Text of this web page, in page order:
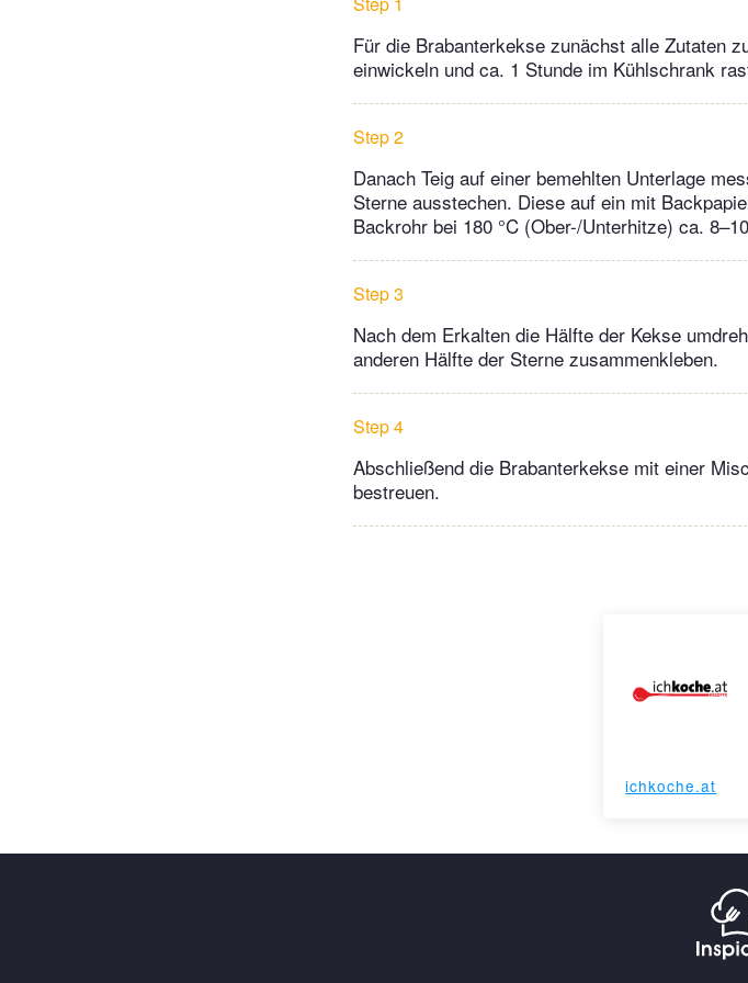
Für die Brabanterkekse zunächst alle Zutaten
einwickeln und ca. 1 Stunde im Kühlschrank
Step 2
Danach Teig auf einer bemehlten Unterlage
Sterne ausstechen. Diese auf ein mit
Backrohr bei 180 °C (Ober-/Unterhitze) ca.
Step 3
Nach dem Erkalten die Hälfte der Kekse
anderen Hälfte der Sterne zusammenkleben.
Step 4
Abschließend die Brabanterkekse mit einer
bestreuen.
ichkoche.at